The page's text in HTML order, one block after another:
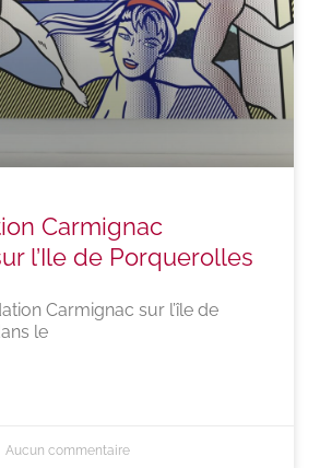
Carmignac
l’Ile de Porquerolles
Carmignac sur l’île de
le
Aucun commentaire